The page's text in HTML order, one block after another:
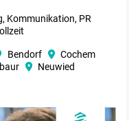
Bendorf
Cochem
Neuwied
Kommunikation, PR